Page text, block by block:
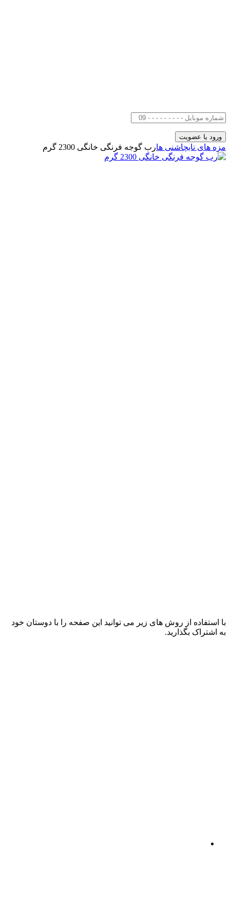
مزه های نابچاشنی هارب گوجه فرنگی خانگی 2300 گرم
با استفاده از روش های زیر می توانید این صفحه را با دوستان خود
به اشتراک بگذارید.